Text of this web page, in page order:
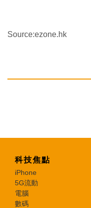
Source:ezone.hk
科技焦點
iPhone
5G流動
電腦
數碼